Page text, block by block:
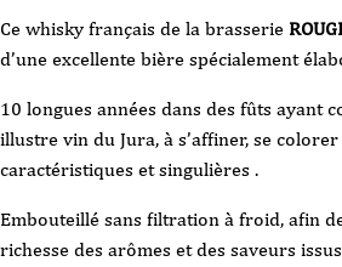
Ce whisky français de la brasserie
d’une excellente bière spécialement
10 longues années dans des fûts ayant
illustre vin du Jura, à s’affiner, se
caractéristiques et singulières .
Embouteillé sans filtration à froid, afin
richesse des arômes et des saveurs